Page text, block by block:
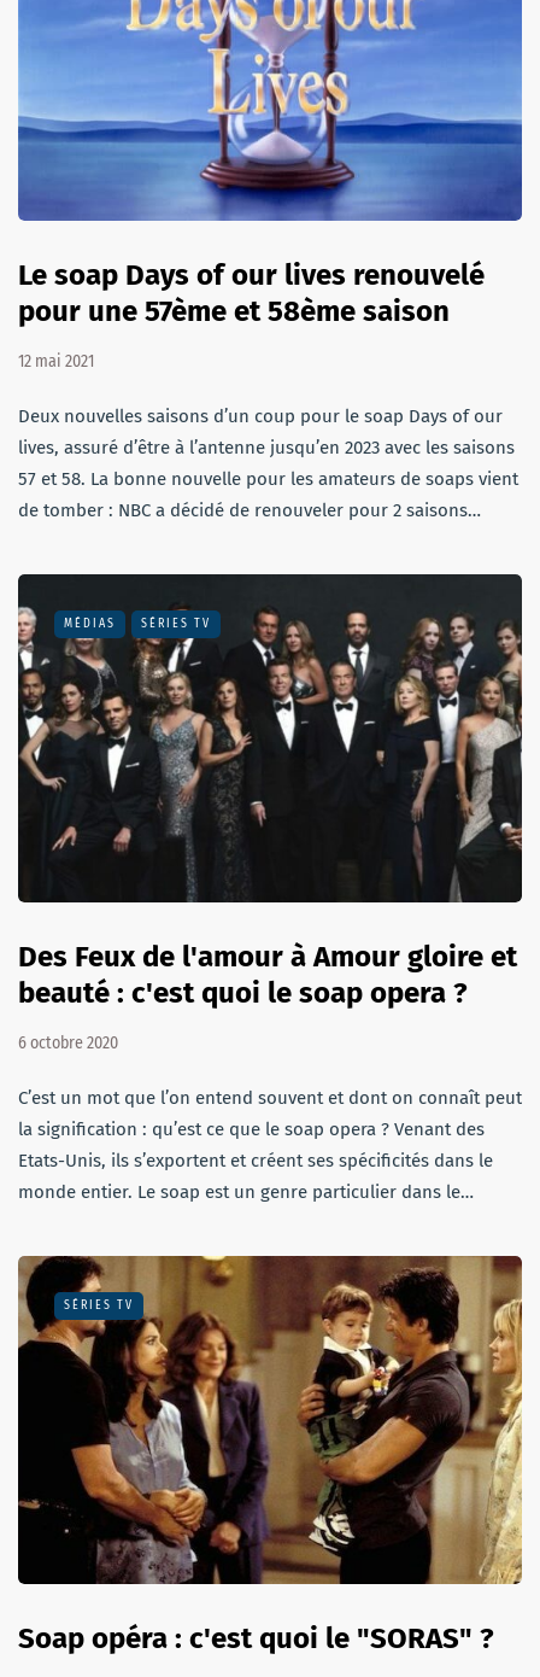
Le soap Days of our lives renouvelé
pour une 57ème et 58ème saison
12 mai 2021
Deux nouvelles saisons d’un coup pour le soap Days of our
lives, assuré d’être à l’antenne jusqu’en 2023 avec les saisons
57 et 58. La bonne nouvelle pour les amateurs de soaps vient
de tomber : NBC a décidé de renouveler pour 2 saisons…
MÉDIAS SÉRIES TV
Des Feux de l'amour à Amour gloire et
beauté : c'est quoi le soap opera ?
6 octobre 2020
C’est un mot que l’on entend souvent et dont on connaît peut
la signification : qu’est ce que le soap opera ? Venant des
Etats-Unis, ils s’exportent et créent ses spécificités dans le
monde entier. Le soap est un genre particulier dans le…
SÉRIES TV
Soap opéra : c'est quoi le "SORAS" ?